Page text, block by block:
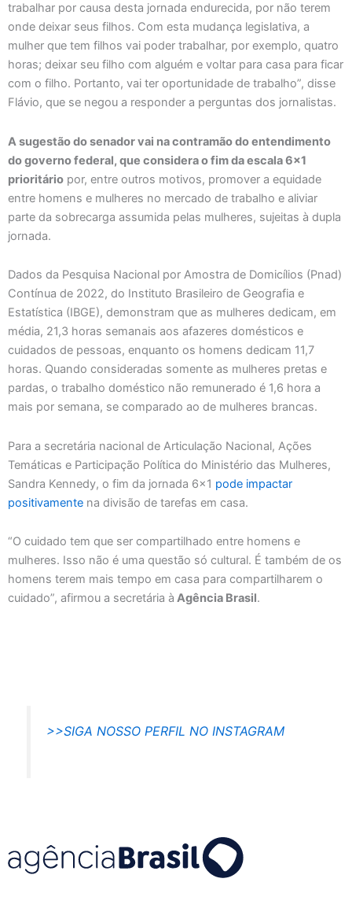
trabalhar por causa desta jornada endurecida, por não terem
onde deixar seus filhos. Com esta mudança legislativa, a
mulher que tem filhos vai poder trabalhar, por exemplo, quatro
horas; deixar seu filho com alguém e voltar para casa para ficar
com o filho. Portanto, vai ter oportunidade de trabalho”, disse
Flávio, que se negou a responder a perguntas dos jornalistas.
A sugestão do senador vai na contramão do entendimento
do governo federal, que considera o fim da escala 6×1
prioritário por, entre outros motivos, promover a equidade
entre homens e mulheres no mercado de trabalho e aliviar
parte da sobrecarga assumida pelas mulheres, sujeitas à dupla
jornada.
Dados da Pesquisa Nacional por Amostra de Domicílios (Pnad)
Contínua de 2022, do Instituto Brasileiro de Geografia e
Estatística (IBGE), demonstram que as mulheres dedicam, em
média, 21,3 horas semanais aos afazeres domésticos e
cuidados de pessoas, enquanto os homens dedicam 11,7
horas. Quando consideradas somente as mulheres pretas e
pardas, o trabalho doméstico não remunerado é 1,6 hora a
mais por semana, se comparado ao de mulheres brancas.
Para a secretária nacional de Articulação Nacional, Ações
Temáticas e Participação Política do Ministério das Mulheres,
Sandra Kennedy, o fim da jornada 6×1 pode impactar
positivamente na divisão de tarefas em casa.
“O cuidado tem que ser compartilhado entre homens e
mulheres. Isso não é uma questão só cultural. É também de os
homens terem mais tempo em casa para compartilharem o
cuidado”, afirmou a secretária à Agência Brasil.
>>SIGA NOSSO PERFIL NO INSTAGRAM